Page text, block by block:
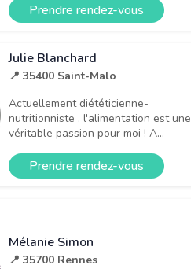
Prendre rendez-vous
Julie Blanchard
📍 35400 Saint-Malo
Actuellement diététicienne-
nutritionniste , l'alimentation est une
véritable passion pour moi ! A...
Prendre rendez-vous
Mélanie Simon
📍 35700 Rennes